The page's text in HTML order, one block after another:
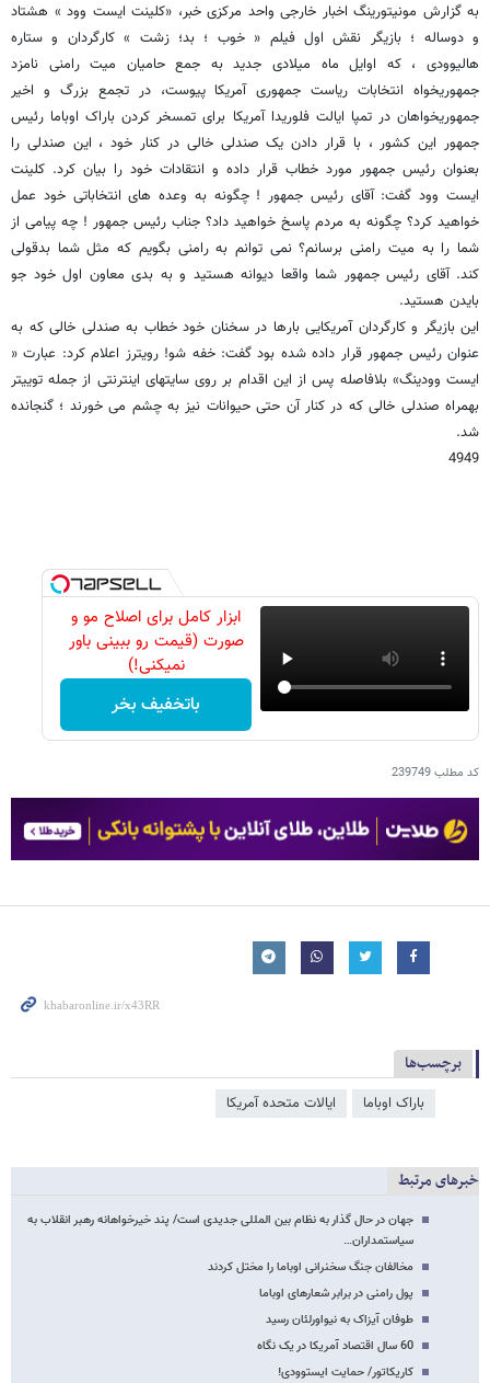
به گزارش مونیتورینگ اخبار خارجی واحد مرکزی خبر، «کلینت ایست وود » هشتاد
و دوساله ؛ بازیگر نقش اول فیلم « خوب ؛ بد؛ زشت » کارگردان و ستاره
هالیوودی ، که اوایل ماه میلادی جدید به جمع حامیان میت رامنی نامزد
جمهوریخواه انتخابات ریاست جمهوری آمریکا پیوست، در تجمع بزرگ و اخیر
جمهوریخواهان در تمپا ایالت فلوریدا آمریکا برای تمسخر کردن باراک اوباما رئیس
جمهور این کشور ، با قرار دادن یک صندلی خالی در کنار خود ، این صندلی را
بعنوان رئیس جمهور مورد خطاب قرار داده و انتقادات خود را بیان کرد. کلینت
ایست وود گفت: آقای رئیس جمهور ! چگونه به وعده های انتخاباتی خود عمل
خواهید کرد؟ چگونه به مردم پاسخ خواهید داد؟ جناب رئیس جمهور ! چه پیامی از
شما را به میت رامنی برسانم؟ نمی توانم به رامنی بگویم که مثل شما بدقولی
کند. آقای رئیس جمهور شما واقعا دیوانه هستید و به بدی معاون اول خود جو
بایدن هستید.
این بازیگر و کارگردان آمریکایی بارها در سخنان خود خطاب به صندلی خالی که به
عنوان رئیس جمهور قرار داده شده بود گفت: خفه شو! رویترز اعلام کرد: عبارت «
ایست وودینگ» بلافاصله پس از این اقدام بر روی سایتهای اینترنتی از جمله توییتر
بهمراه صندلی خالی که در کنار آن حتی حیوانات نیز به چشم می خورند ؛ گنجانده
شد.
4949
ابزار کامل برای اصلاح مو و
صورت (قیمت رو ببینی باور
نمیکنی!)
باتخفیف بخر
کد مطلب239749
برچسب‌ها
باراک اوباما ایالات متحده آمریکا
خبرهای مرتبط
جهان در حال گذار به نظام بین المللی جدیدی است/ پند خیرخواهانه رهبر انقلاب به
سیاستمداران…
مخالفان جنگ سخنرانی اوباما را مختل کردند
پول رامنی در برابر شعارهای اوباما
طوفان آیزاک به نیواورلئان رسید
60 سال اقتصاد آمریکا در یک نگاه
کاریکاتور/ حمایت ایستوودی!